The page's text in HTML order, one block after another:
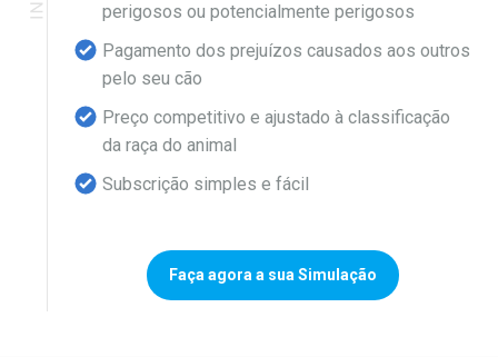
perigosos ou potencialmente perigosos
Pagamento dos prejuízos causados aos outros
pelo seu cão
Preço competitivo e ajustado à classificação
da raça do animal
Subscrição simples e fácil
Faça agora a sua Simulação